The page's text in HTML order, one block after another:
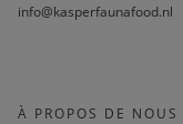
info@kasperfaunafood.nl
À PROPOS DE NOUS